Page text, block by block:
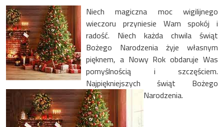
Niech magiczna moc wigilijnego
wieczoru przyniesie Wam spokój i
radość. Niech każda chwila świąt
Bożego Narodzenia żyje własnym
pięknem, a Nowy Rok obdaruje Was
pomyślnością i szczęściem.
Najpiękniejszych świąt Bożego
Narodzenia.